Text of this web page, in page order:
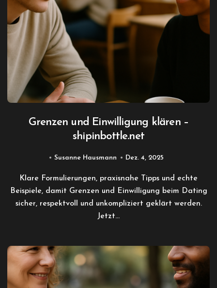
Grenzen und Einwilligung klären –
shipinbottle.net
Susanne Hausmann Dez. 4, 2025
Klare Formulierungen, praxisnahe Tipps und echte
Beispiele, damit Grenzen und Einwilligung beim Dating
sicher, respektvoll und unkompliziert geklärt werden.
Jetzt…